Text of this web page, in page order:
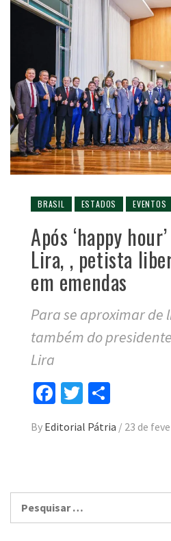
BRASIL ESTADOS EVENTOS
Após ‘happy
Lira, , petista
em emendas
Para se aproximar de
também do
Lira
Facebook
Twitter
By Editorial Pátria / 23 de